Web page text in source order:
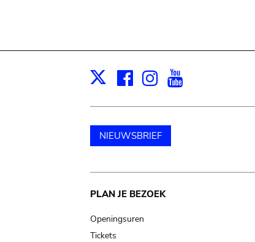
X Facebook
Instagram
NIEUWSBRIEF
Main
navigation
PLAN JE BEZOEK
Openingsuren
Tickets